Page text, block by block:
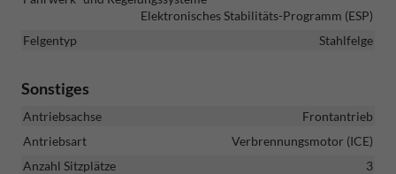
Elektronisches Stabilitäts-Programm (ESP)
Felgentyp
Stahlfelge
Sonstiges
Antriebsachse
Frontantrieb
Antriebsart
Verbrennungsmotor (ICE)
Anzahl Sitzplätze
3